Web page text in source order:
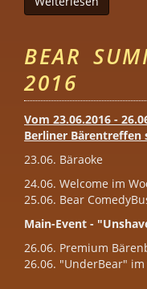
BEAR
2016
Vom 23.06.2016 -
Berliner Bärentreffen
23.06. Bäraoke
24.06. Welcome im
25.06. Bear
Main-Event -
26.06. Premium
26.06. "UnderBear" im